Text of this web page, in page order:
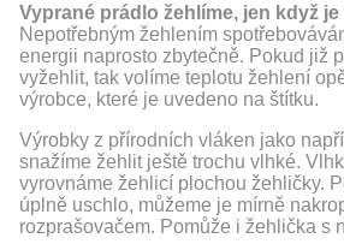
Vyprané prádlo žehlíme, jen když
Nepotřebným žehlením
energii naprosto zbytečně. Pokud již
vyžehlit, tak volíme teplotu žehlení
výrobce, které je uvedeno na štítku.
Výrobky z přírodních vláken jako
snažíme žehlit ještě trochu vlhké.
vyrovnáme žehlicí plochou žehličky.
úplně uschlo, můžeme je mírně
rozprašovačem. Pomůže i žehlička s